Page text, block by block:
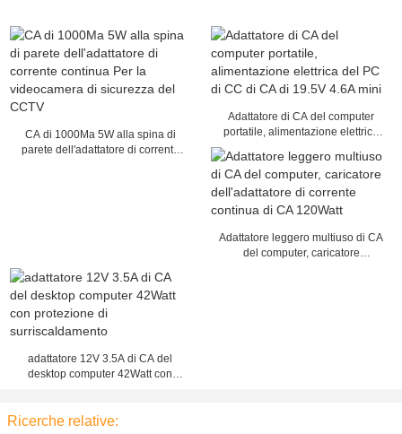
CA di 1000Ma 5W alla spina di
parete dell'adattatore di corrente
Adattatore di CA del computer
portatile, alimentazione elettrica
del PC di CC di CA di 19.5V 4.6A
mini
Adattatore leggero multiuso di CA
del computer, caricatore
adattatore 12V 3.5A di CA del
desktop computer 42Watt con
Ricerche relative: